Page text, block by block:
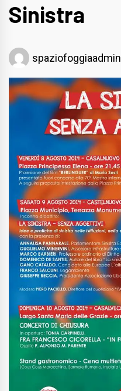
Sinistra
spaziofoggiaadmin